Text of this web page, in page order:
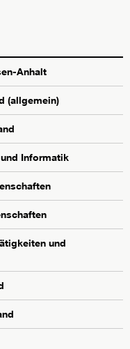
Anhalt
(allgemein)
Informatik
und